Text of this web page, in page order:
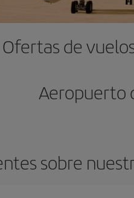
Ofertas de
Aeropuerto
sobre